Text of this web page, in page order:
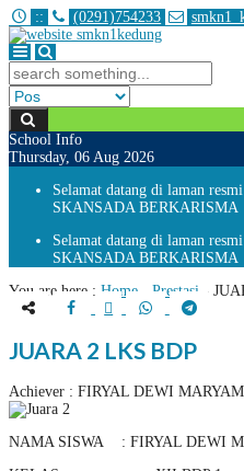
:: (0291)754233
School Info
Thursday, 06 Aug 2026
Selamat datang di laman
SKANSADA BERKARISMA
Selamat datang di laman
SKANSADA BERKARISMA
You are here : Home Prestasi -
JUARA 2 LKS BDP
Achiever : FIRYAL DEWI MARYAM
NAMA SISWA : FIRYAL DEWI